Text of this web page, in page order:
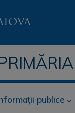
publice